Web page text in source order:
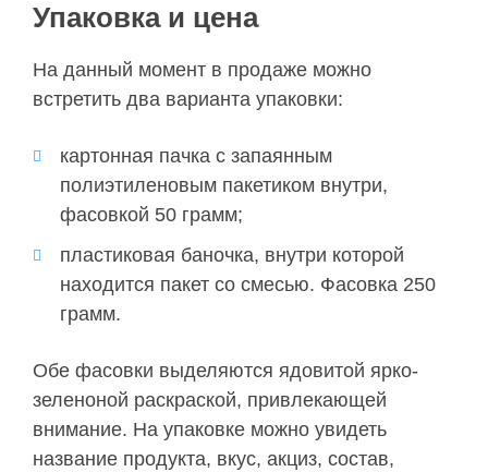
Упаковка и цена
На данный момент в продаже можно
встретить два варианта упаковки:
картонная пачка с запаянным
полиэтиленовым пакетиком внутри,
фасовкой 50 грамм;
пластиковая баночка, внутри которой
находится пакет со смесью. Фасовка 250
грамм.
Обе фасовки выделяются ядовитой ярко-
зеленоной раскраской, привлекающей
внимание. На упаковке можно увидеть
название продукта, вкус, акциз, состав,